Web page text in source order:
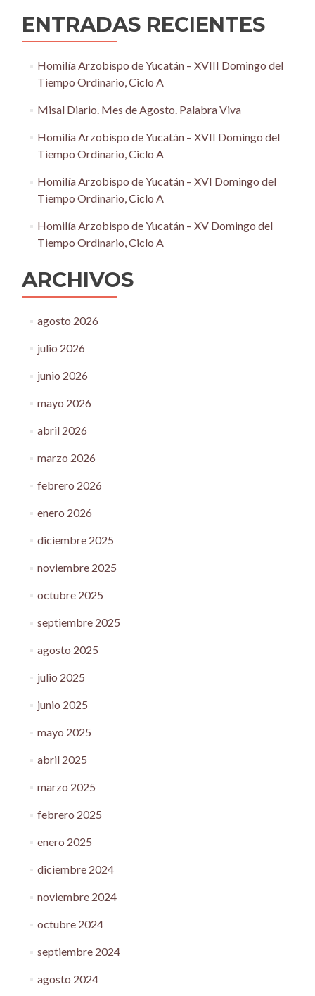
ENTRADAS RECIENTES
Homilía Arzobispo de Yucatán – XVIII Domingo del
Tiempo Ordinario, Ciclo A
Misal Diario. Mes de Agosto. Palabra Viva
Homilía Arzobispo de Yucatán – XVII Domingo del
Tiempo Ordinario, Ciclo A
Homilía Arzobispo de Yucatán – XVI Domingo del
Tiempo Ordinario, Ciclo A
Homilía Arzobispo de Yucatán – XV Domingo del
Tiempo Ordinario, Ciclo A
ARCHIVOS
agosto 2026
julio 2026
junio 2026
mayo 2026
abril 2026
marzo 2026
febrero 2026
enero 2026
diciembre 2025
noviembre 2025
octubre 2025
septiembre 2025
agosto 2025
julio 2025
junio 2025
mayo 2025
abril 2025
marzo 2025
febrero 2025
enero 2025
diciembre 2024
noviembre 2024
octubre 2024
septiembre 2024
agosto 2024